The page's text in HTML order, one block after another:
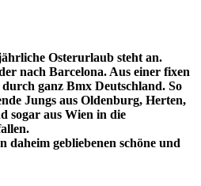
Osterurlaub steht an.
nach Barcelona. Aus einer fixen
ganz Bmx Deutschland. So
Jungs aus Oldenburg, Herten,
sogar aus Wien in die
daheim gebliebenen schöne und